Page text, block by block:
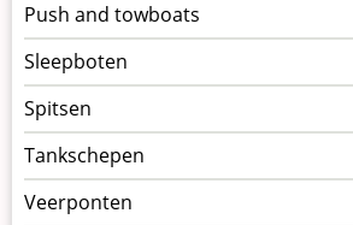
Push and towboats
Sleepboten
Spitsen
Tankschepen
Veerponten